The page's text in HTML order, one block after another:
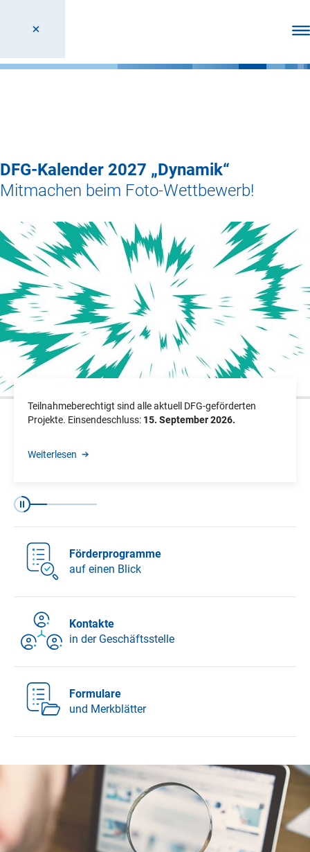
Folie 1 von 4
Folie 2 von 4
Folie 3 von 4
Folie 4 von 4
DFG-Kalender 2027 „Dynamik“
Mitmachen beim Foto-Wettbewerb!
Teilnahmeberechtigt sind alle aktuell DFG-geförderten
Projekte. Einsendeschluss: 15. September 2026.
Weiterlesen
Förderprogramme
auf einen Blick
Kontakte
in der Geschäftsstelle
Formulare
und Merkblätter
DFG - Deutsche Forschungsgemeinschaft